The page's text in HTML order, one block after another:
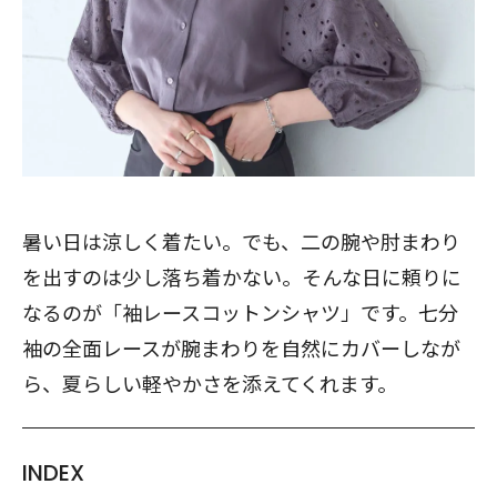
暑い日は涼しく着たい。でも、二の腕や肘まわり
を出すのは少し落ち着かない。そんな日に頼りに
なるのが「袖レースコットンシャツ」です。七分
袖の全面レースが腕まわりを自然にカバーしなが
ら、夏らしい軽やかさを添えてくれます。
INDEX